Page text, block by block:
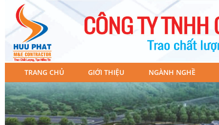
TRANG CHỦ GIỚI THIỆU NGÀNH NGHỀ